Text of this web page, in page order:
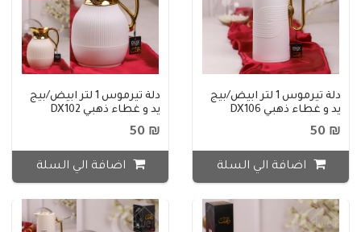
دلة تيرموس 1 لتر ابيض/بيج
يد و غطاء ذهبي DX106
₪ 50
اضافة الي السلة
دلة تيرموس 1 لتر ابيض/بيج
يد و غطاء ذهبي DX102
₪ 50
اضافة الي السلة